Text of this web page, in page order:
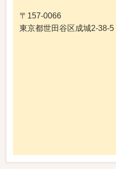
〒157-0066
東京都世田谷区成城2-